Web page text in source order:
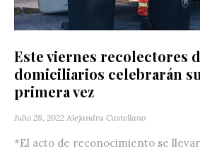
Este viernes recolectores
domiciliarios celebrarán
primera vez
Julio 28, 2022 Alejandra Castellano
*El acto de reconocimiento se